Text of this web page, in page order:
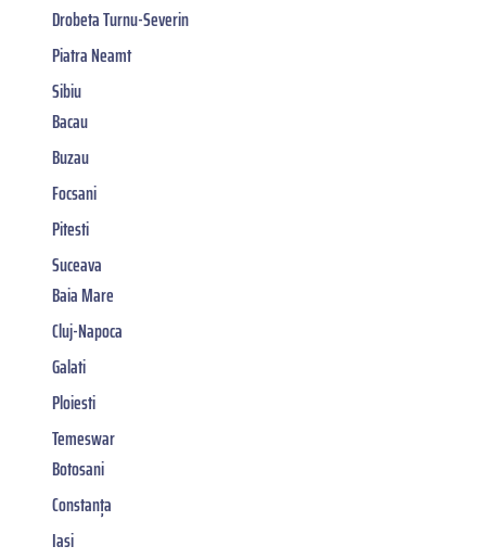
Drobeta Turnu-Severin
Piatra Neamt
Sibiu
Bacau
Buzau
Focsani
Pitesti
Suceava
Baia Mare
Cluj-Napoca
Galati
Ploiesti
Temeswar
Botosani
Constanța
Iasi